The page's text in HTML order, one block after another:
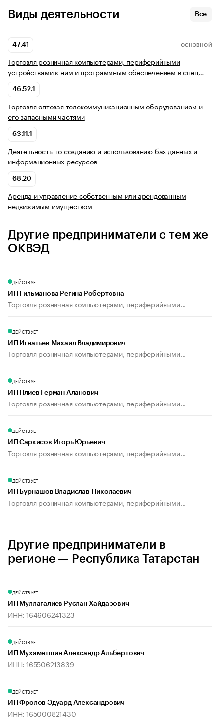
Виды деятельности Все
47.41 ОСНОВНОЙ
Торговля розничная компьютерами, периферийными
устройствами к ним и программным обеспечением в спец…
46.52.1
Торговля оптовая телекоммуникационным оборудованием и
его запасными частями
63.11.1
Деятельность по созданию и использованию баз данных и
информационных ресурсов
68.20
Аренда и управление собственным или арендованным
недвижимым имуществом
Другие предприниматели с тем же
ОКВЭД
ДЕЙСТВУЕТ
ИП Гильманова Регина Робертовна
Торговля розничная компьютерами, периферийными...
ДЕЙСТВУЕТ
ИП Игнатьев Михаил Владимирович
Торговля розничная компьютерами, периферийными...
ДЕЙСТВУЕТ
ИП Плиев Герман Аланович
Торговля розничная компьютерами, периферийными...
ДЕЙСТВУЕТ
ИП Саркисов Игорь Юрьевич
Торговля розничная компьютерами, периферийными...
ДЕЙСТВУЕТ
ИП Бурнашов Владислав Николаевич
Торговля розничная компьютерами, периферийными...
Другие предприниматели в
регионе — Республика Татарстан
ДЕЙСТВУЕТ
ИП Муллагалиев Руслан Хайдарович
ИНН: 164606241323
ДЕЙСТВУЕТ
ИП Мухаметшин Александр Альбертович
ИНН: 165506213839
ДЕЙСТВУЕТ
ИП Фролов Эдуард Александрович
ИНН: 165000821430